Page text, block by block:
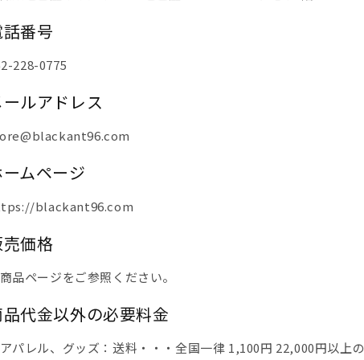
番号
228-0775
ールアドレス
ムページ
blackant96.com
価格
品ページをご参照ください。
品代金以外の必要料金
アパレル、グッズ：送料・・・全国一律 1,100円 22,000円以上の